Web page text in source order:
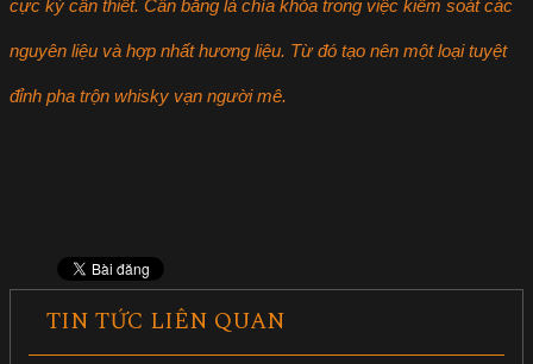
cực kỳ cần thiết. Cân bằng là chìa khóa trong việc kiểm soát các
nguyên liệu và hợp nhất hương liệu. Từ đó tạo nên một loại tuyệt
đỉnh pha trộn whisky vạn người mê.
TIN TỨC LIÊN QUAN